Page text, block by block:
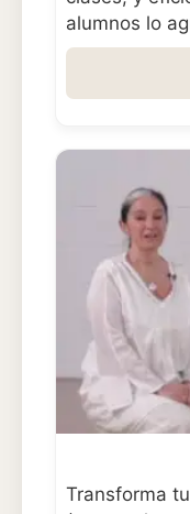
alumnos lo
Transforma